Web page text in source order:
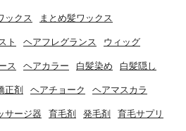
ックス まとめ髪ワックス
ト ヘアフレグランス ウィッグ
ス ヘアカラー 白髪染め 白髪隠し
正剤 ヘアチョーク ヘアマスカラ
サージ器 育毛剤 発毛剤 育毛サプリ